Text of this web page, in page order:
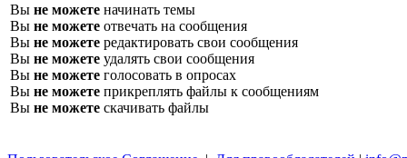
Вы не можете начинать темы
Вы не можете отвечать на сообщения
Вы не можете редактировать свои сообщения
Вы не можете удалять свои сообщения
Вы не можете голосовать в опросах
Вы не можете прикреплять файлы к сообщениям
Вы не можете скачивать файлы